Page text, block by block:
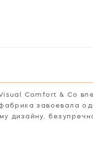
Comfort & Co
завоевала
дизайну,